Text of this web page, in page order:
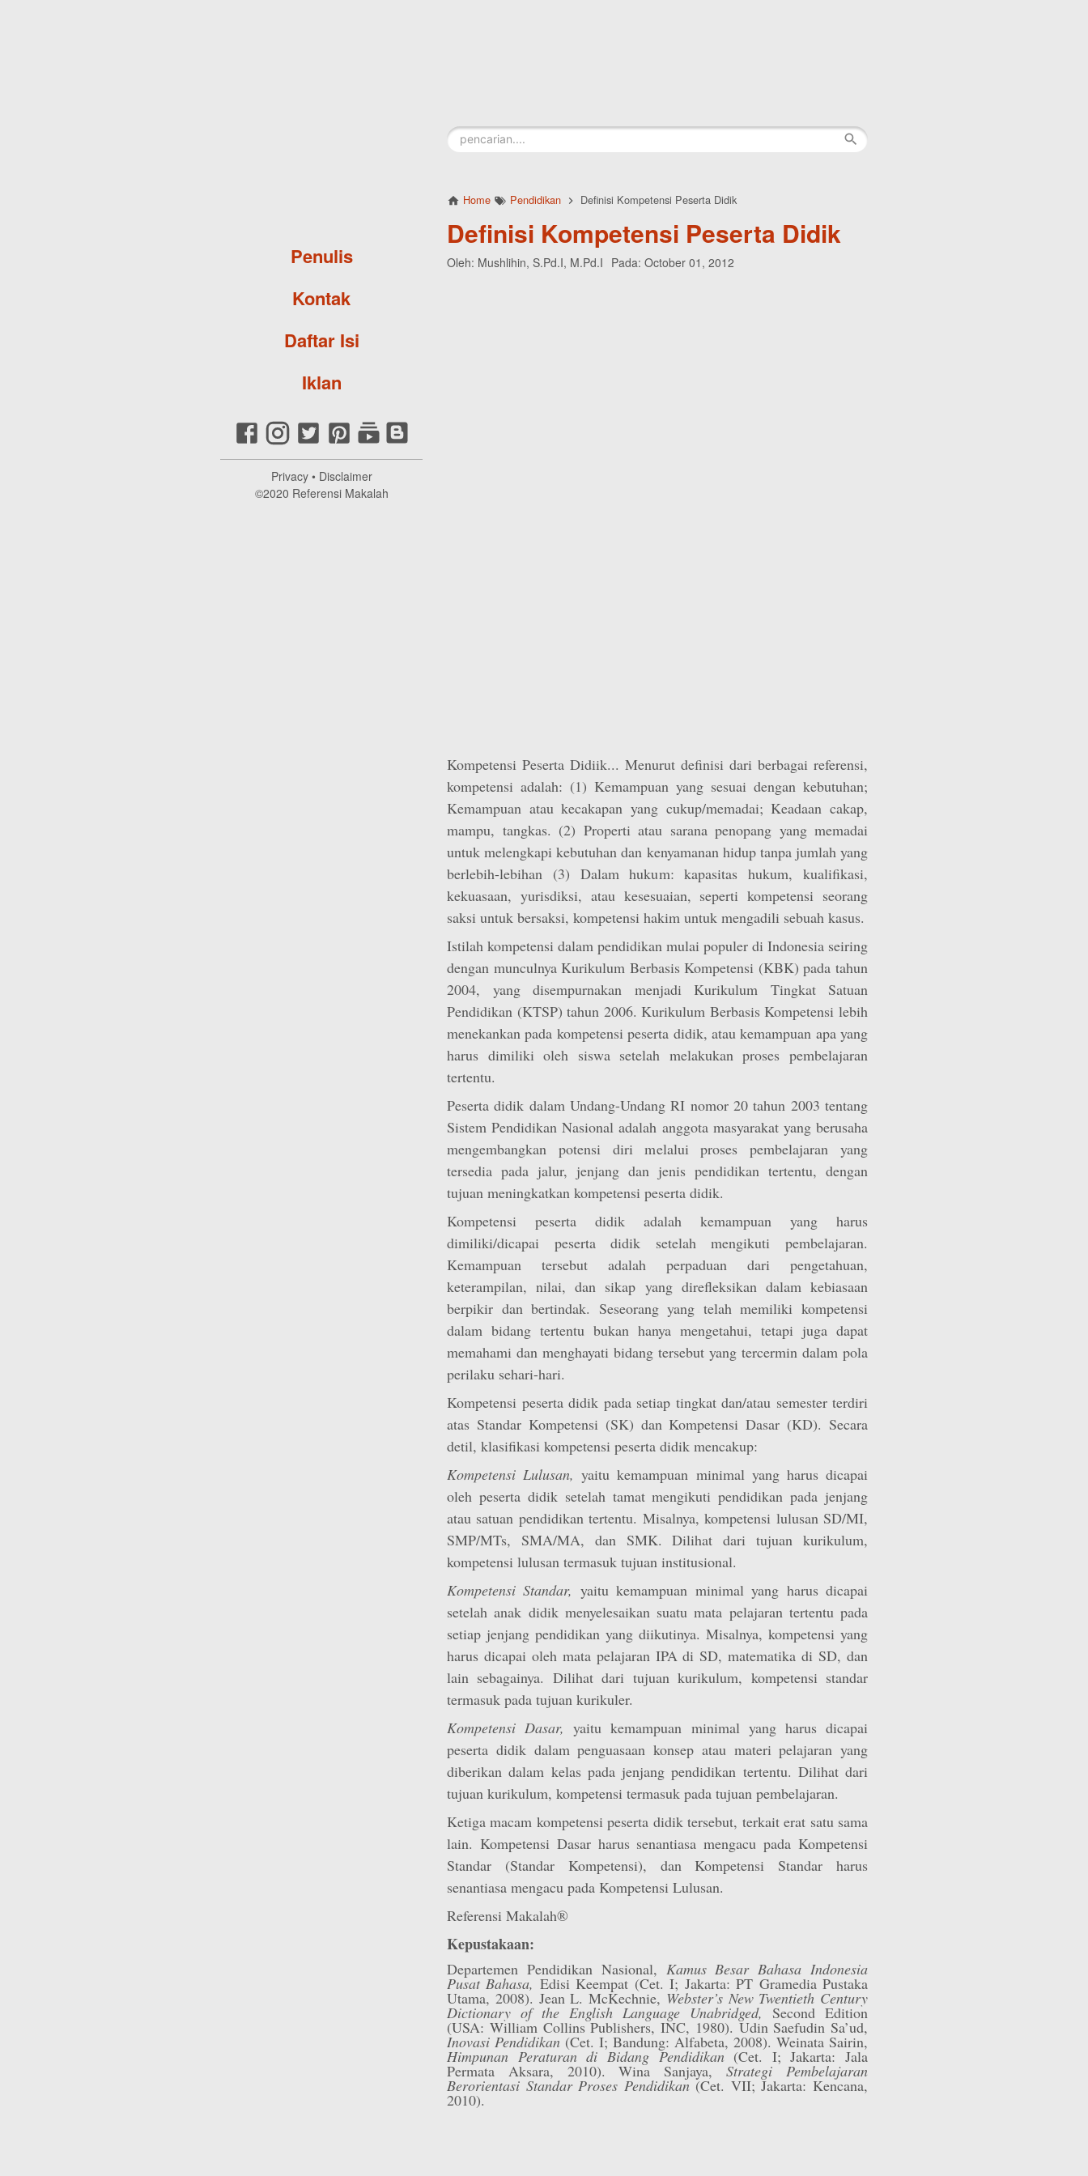
Penulis
Kontak
Daftar Isi
Iklan
Privacy• Disclaimer
©2020 Referensi Makalah
Home Pendidikan Definisi Kompetensi Peserta Didik
Definisi Kompetensi Peserta Didik
Oleh: Mushlihin, S.Pd.I, M.Pd.I Pada: October 01, 2012
Kompetensi Peserta Didiik... Menurut definisi dari berbagai referensi,
kompetensi adalah: (1) Kemampuan yang sesuai dengan kebutuhan;
Kemampuan atau kecakapan yang cukup/memadai; Keadaan cakap,
mampu, tangkas. (2) Properti atau sarana penopang yang memadai
untuk melengkapi kebutuhan dan kenyamanan hidup tanpa jumlah yang
berlebih-lebihan (3) Dalam hukum: kapasitas hukum, kualifikasi,
kekuasaan, yurisdiksi, atau kesesuaian, seperti kompetensi seorang
saksi untuk bersaksi, kompetensi hakim untuk mengadili sebuah kasus.
Istilah kompetensi dalam pendidikan mulai populer di Indonesia seiring
dengan munculnya Kurikulum Berbasis Kompetensi (KBK) pada tahun
2004, yang disempurnakan menjadi Kurikulum Tingkat Satuan
Pendidikan (KTSP) tahun 2006. Kurikulum Berbasis Kompetensi lebih
menekankan pada kompetensi peserta didik, atau kemampuan apa yang
harus dimiliki oleh siswa setelah melakukan proses pembelajaran
tertentu.
Peserta didik dalam Undang-Undang RI nomor 20 tahun 2003 tentang
Sistem Pendidikan Nasional adalah anggota masyarakat yang berusaha
mengembangkan potensi diri melalui proses pembelajaran yang
tersedia pada jalur, jenjang dan jenis pendidikan tertentu, dengan
tujuan meningkatkan kompetensi peserta didik.
Kompetensi peserta didik adalah kemampuan yang harus
dimiliki/dicapai peserta didik setelah mengikuti pembelajaran.
Kemampuan tersebut adalah perpaduan dari pengetahuan,
keterampilan, nilai, dan sikap yang direfleksikan dalam kebiasaan
berpikir dan bertindak. Seseorang yang telah memiliki kompetensi
dalam bidang tertentu bukan hanya mengetahui, tetapi juga dapat
memahami dan menghayati bidang tersebut yang tercermin dalam pola
perilaku sehari-hari.
Kompetensi peserta didik pada setiap tingkat dan/atau semester terdiri
atas Standar Kompetensi (SK) dan Kompetensi Dasar (KD). Secara
detil, klasifikasi kompetensi peserta didik mencakup:
Kompetensi Lulusan, yaitu kemampuan minimal yang harus dicapai
oleh peserta didik setelah tamat mengikuti pendidikan pada jenjang
atau satuan pendidikan tertentu. Misalnya, kompetensi lulusan SD/MI,
SMP/MTs, SMA/MA, dan SMK. Dilihat dari tujuan kurikulum,
kompetensi lulusan termasuk tujuan institusional.
Kompetensi Standar, yaitu kemampuan minimal yang harus dicapai
setelah anak didik menyelesaikan suatu mata pelajaran tertentu pada
setiap jenjang pendidikan yang diikutinya. Misalnya, kompetensi yang
harus dicapai oleh mata pelajaran IPA di SD, matematika di SD, dan
lain sebagainya. Dilihat dari tujuan kurikulum, kompetensi standar
termasuk pada tujuan kurikuler.
Kompetensi Dasar, yaitu kemampuan minimal yang harus dicapai
peserta didik dalam penguasaan konsep atau materi pelajaran yang
diberikan dalam kelas pada jenjang pendidikan tertentu. Dilihat dari
tujuan kurikulum, kompetensi termasuk pada tujuan pembelajaran.
Ketiga macam kompetensi peserta didik tersebut, terkait erat satu sama
lain. Kompetensi Dasar harus senantiasa mengacu pada Kompetensi
Standar (Standar Kompetensi), dan Kompetensi Standar harus
senantiasa mengacu pada Kompetensi Lulusan.
Referensi Makalah®
Kepustakaan:
Departemen Pendidikan Nasional, Kamus Besar Bahasa Indonesia
Pusat Bahasa, Edisi Keempat (Cet. I; Jakarta: PT Gramedia Pustaka
Utama, 2008). Jean L. McKechnie, Webster’s New Twentieth Century
Dictionary of the English Language Unabridged, Second Edition
(USA: William Collins Publishers, INC, 1980). Udin Saefudin Sa’ud,
Inovasi Pendidikan (Cet. I; Bandung: Alfabeta, 2008). Weinata Sairin,
Himpunan Peraturan di Bidang Pendidikan (Cet. I; Jakarta: Jala
Permata Aksara, 2010). Wina Sanjaya,Strategi Pembelajaran
Berorientasi Standar Proses Pendidikan(Cet. VII; Jakarta: Kencana,
2010).